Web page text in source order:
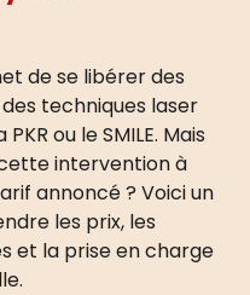
de se libérer des
techniques laser
ou le SMILE. Mais
intervention à
annoncé ? Voici un
les prix, les
et la prise en charge